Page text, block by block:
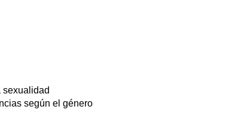
sexualidad
según el género